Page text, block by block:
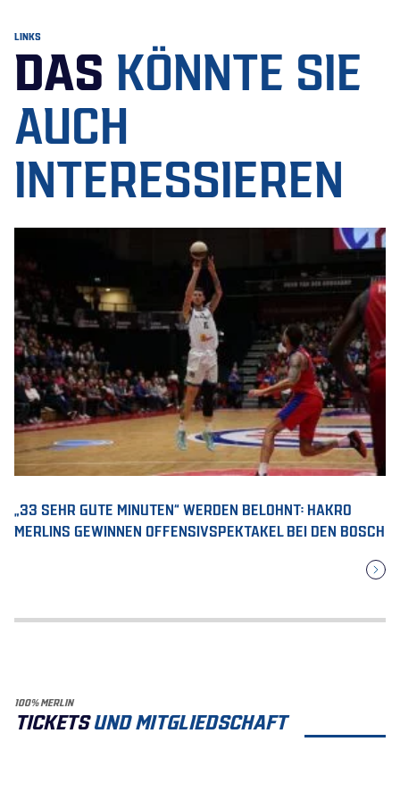
LINKS
DAS KÖNNTE SIE
AUCH
INTERESSIEREN
„33 SEHR GUTE MINUTEN“ WERDEN BELOHNT: HAKRO
MERLINS GEWINNEN OFFENSIVSPEKTAKEL BEI DEN BOSCH
100% MERLIN
TICKETSUND MITGLIEDSCHAFT